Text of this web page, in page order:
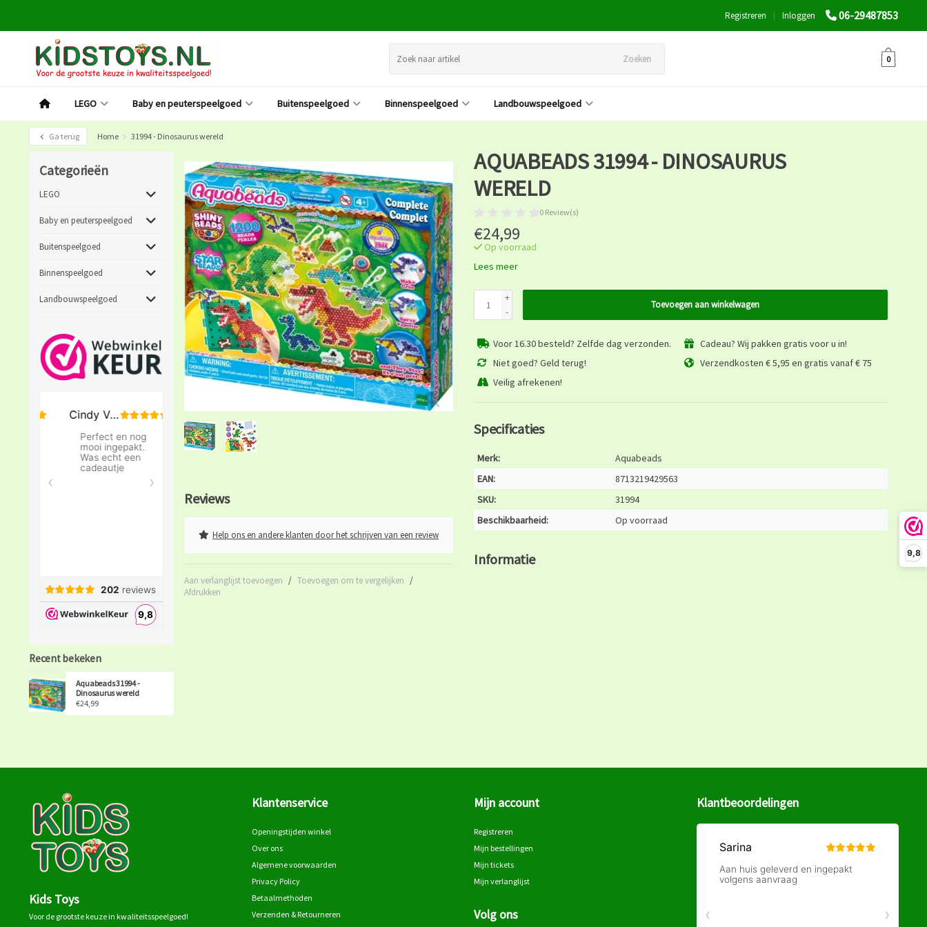
9,8
06-29487853
Inloggen
|
Registreren
Zoeken 0
LEGO Baby en peuterspeelgoed Buitenspeelgoed Binnenspeelgoed Landbouwspeelgoed
Ga terug Home 31994 - Dinosaurus wereld
Categorieën
LEGO
Baby en peuterspeelgoed
Buitenspeelgoed
Binnenspeelgoed
Landbouwspeelgoed
Recent bekeken
Aquabeads 31994 -
Dinosaurus wereld
€24,99
Reviews
Help ons en andere klanten door het schrijven van een review
Aan verlanglijst toevoegen / Toevoegen om te vergelijken /
Afdrukken
AQUABEADS 31994 - DINOSAURUS
WERELD
0 Review(s)
€24,99
Op voorraad
Lees meer
+
-
Toevoegen aan winkelwagen
Voor 16.30 besteld? Zelfde dag verzonden.
Cadeau? Wij pakken gratis voor u in!
Niet goed? Geld terug!
Verzendkosten € 5,95 en gratis vanaf € 75
Veilig afrekenen!
Specificaties
Merk:
Aquabeads
EAN:
8713219429563
SKU:
31994
Beschikbaarheid:
Op voorraad
Informatie
Kids Toys
Voor de grootste keuze in kwaliteitsspeelgoed!
Klantenservice
Openingstijden winkel
Over ons
Algemene voorwaarden
Privacy Policy
Betaalmethoden
Verzenden & Retourneren
Mijn account
Registreren
Mijn bestellingen
Mijn tickets
Mijn verlanglijst
Volg ons
Klantbeoordelingen